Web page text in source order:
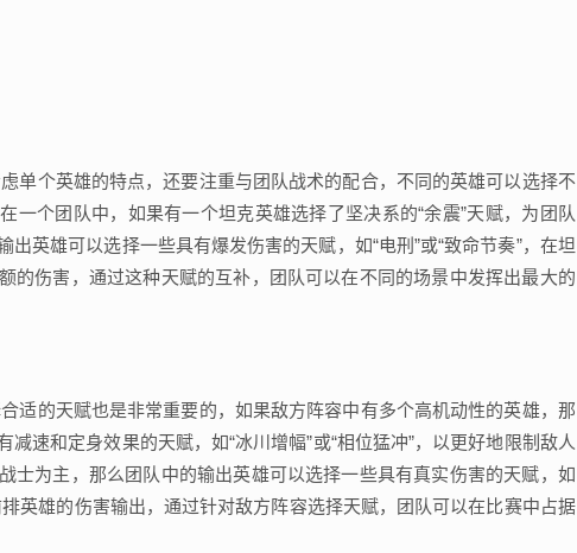
单个英雄的特点，还要注重与团队战术的配合，不同的英雄可以选择不
一个团队中，如果有一个坦克英雄选择了坚决系的“余震”天赋，为团队
英雄可以选择一些具有爆发伤害的天赋，如“电刑”或“致命节奏”，在坦
的伤害，通过这种天赋的互补，团队可以在不同的场景中发挥出最大的
适的天赋也是非常重要的，如果敌方阵容中有多个高机动性的英雄，那
速和定身效果的天赋，如“冰川增幅”或“相位猛冲”，以更好地限制敌人
士为主，那么团队中的输出英雄可以选择一些具有真实伤害的天赋，如
排英雄的伤害输出，通过针对敌方阵容选择天赋，团队可以在比赛中占据